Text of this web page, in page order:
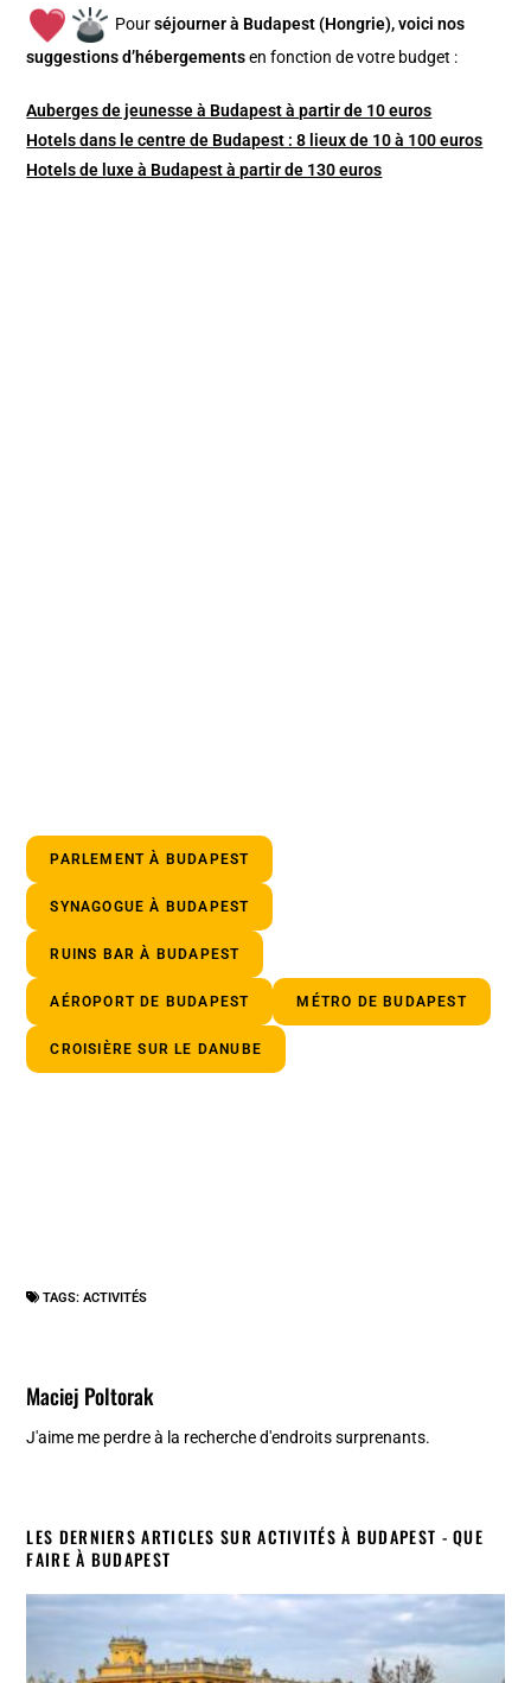
Pourséjourner à Budapest (Hongrie), voici nos
suggestions d’hébergements en fonction de votre budget :
Auberges de jeunesse à Budapest à partir de 10 euros
Hotels dans le centre de Budapest : 8 lieux de 10 à 100 euros
Hotels de luxe à Budapest à partir de 130 euros
PARLEMENT À BUDAPEST
SYNAGOGUE À BUDAPEST
RUINS BAR À BUDAPEST
AÉROPORT DE BUDAPEST MÉTRO DE BUDAPEST
CROISIÈRE SUR LE DANUBE
TAGS:ACTIVITÉS
Maciej Poltorak
J'aime me perdre à la recherche d'endroits surprenants.
LES DERNIERS ARTICLES SUR ACTIVITÉS À BUDAPEST - QUE
FAIRE À BUDAPEST